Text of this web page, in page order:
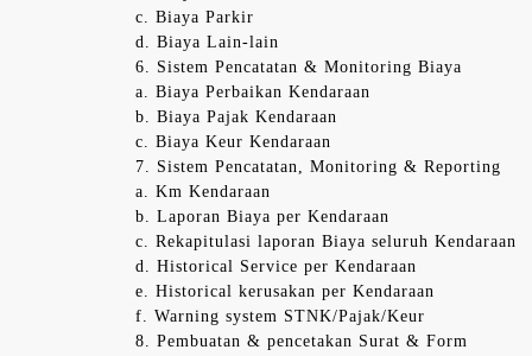
c. Biaya Parkir
d. Biaya Lain-lain
6. Sistem Pencatatan & Monitoring Biaya
a. Biaya Perbaikan Kendaraan
b. Biaya Pajak Kendaraan
c. Biaya Keur Kendaraan
7. Sistem Pencatatan, Monitoring & Reporting
a. Km Kendaraan
b. Laporan Biaya per Kendaraan
c. Rekapitulasi laporan Biaya seluruh Kendaraan
d. Historical Service per Kendaraan
e. Historical kerusakan per Kendaraan
f. Warning system STNK/Pajak/Keur
8. Pembuatan & pencetakan Surat & Form